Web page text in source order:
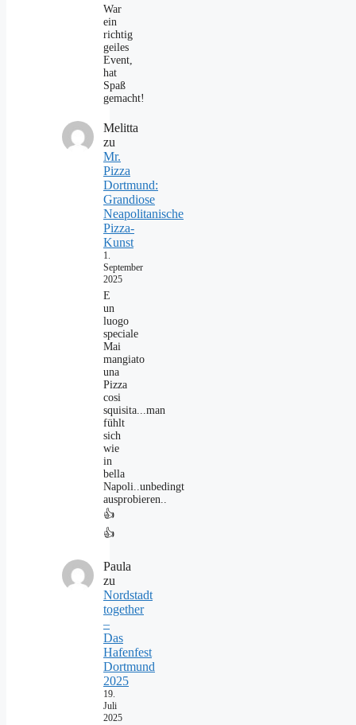
War
ein
richtig
geiles
Event,
hat
Spaß
gemacht!
Melitta
zu
Mr.
Pizza
Dortmund:
Grandiose
Neapolitanische
Pizza-
Kunst
1.
September
2025
E
un
luogo
speciale
Mai
mangiato
una
Pizza
cosi
squisita...man
fühlt
sich
wie
in
bella
Napoli..unbedingt
ausprobieren..
👍
👍
Paula
zu
Nordstadt
together
–
Das
Hafenfest
Dortmund
2025
19.
Juli
2025